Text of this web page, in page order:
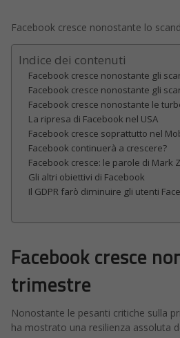
Facebook cresce nonostante lo
Indice dei contenuti
Facebook cresce nonostante gli
Facebook cresce nonostante gli
Facebook cresce nonostante le
La ripresa di Facebook nel USA
Facebook cresce soprattutto nel
Facebook continuerà a crescere?
Facebook cresce: le parole di Mark
Gli altri obiettivi di Facebook
Il GDPR farò diminuire gli utenti
Facebook cresce
trimestre
Nonostante le pesanti critiche sulla
ha mostrato una resilienza assoluta